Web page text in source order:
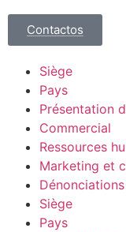
Contactos
Siège
Pays
Présentation
Commercial
Ressources
Marketing et
Dénonciations
Siège
Pays